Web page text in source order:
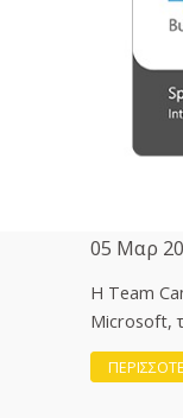
05 Μαρ
H Team
Microsoft,